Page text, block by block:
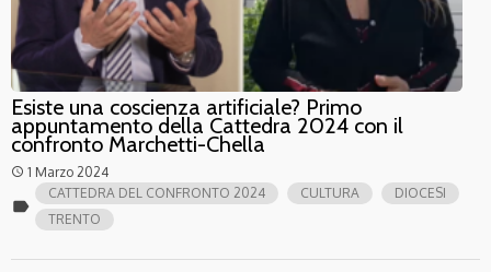
Esiste una coscienza artificiale? Primo
appuntamento della Cattedra 2024 con il
confronto Marchetti-Chella
access_time 1 Marzo 2024
label
CATTEDRA DEL CONFRONTO 2024 CULTURA
DIOCESI
TRENTO